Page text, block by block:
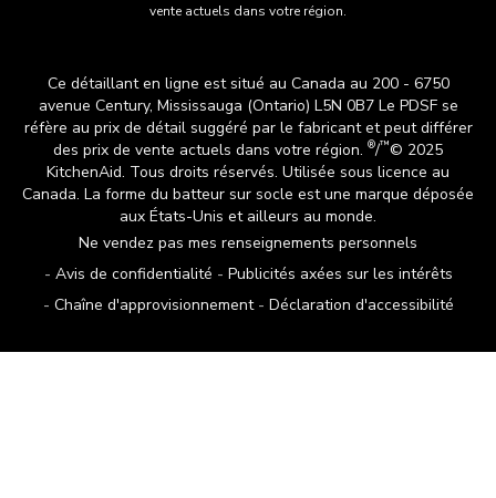
vente actuels dans votre région.
Ce détaillant en ligne est situé au Canada au 200 - 6750
avenue Century, Mississauga (Ontario) L5N 0B7 Le PDSF se
réfère au prix de détail suggéré par le fabricant et peut différer
des prix de vente actuels dans votre région. ®/™© 2025
KitchenAid. Tous droits réservés. Utilisée sous licence au
Canada. La forme du batteur sur socle est une marque déposée
aux États-Unis et ailleurs au monde.
Ne vendez pas mes renseignements personnels
Avis de confidentialité
Publicités axées sur les intérêts
Chaîne d'approvisionnement
Déclaration d'accessibilité